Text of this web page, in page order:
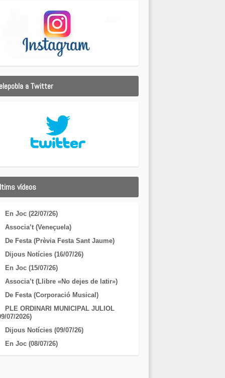
a Twitter
vídeos
En Joc (22/07/26)
Associa’t (Veneçuela)
De Festa (Prèvia Festa Sant Jaume)
Dijous Notícies (16/07/26)
En Joc (15/07/26)
Associa’t (Llibre «No dejes de latir»)
De Festa (Corporació Musical)
PLE ORDINARI MUNICIPAL JULIOL
07/2026)
Dijous Notícies (09/07/26)
En Joc (08/07/26)